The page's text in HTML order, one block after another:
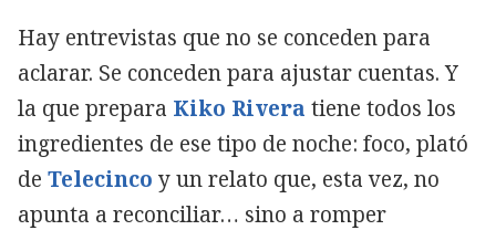
Hay entrevistas que no se conceden para
aclarar. Se conceden para ajustar cuentas. Y
la que prepara Kiko Rivera tiene todos los
ingredientes de ese tipo de noche: foco, plató
de Telecinco y un relato que, esta vez, no
apunta a reconciliar… sino a romper